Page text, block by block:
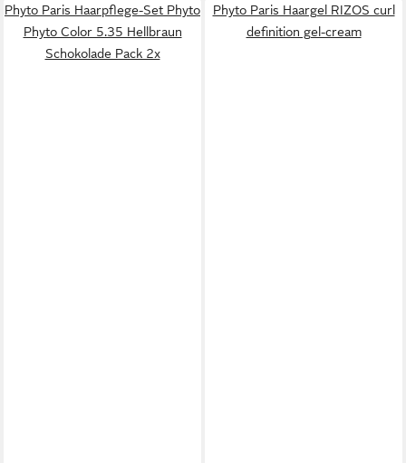
Phyto Paris Haarpflege-Set Phyto
Phyto Color 5.35 Hellbraun
Schokolade Pack 2x
Phyto Paris Haargel RIZOS curl
definition gel-cream